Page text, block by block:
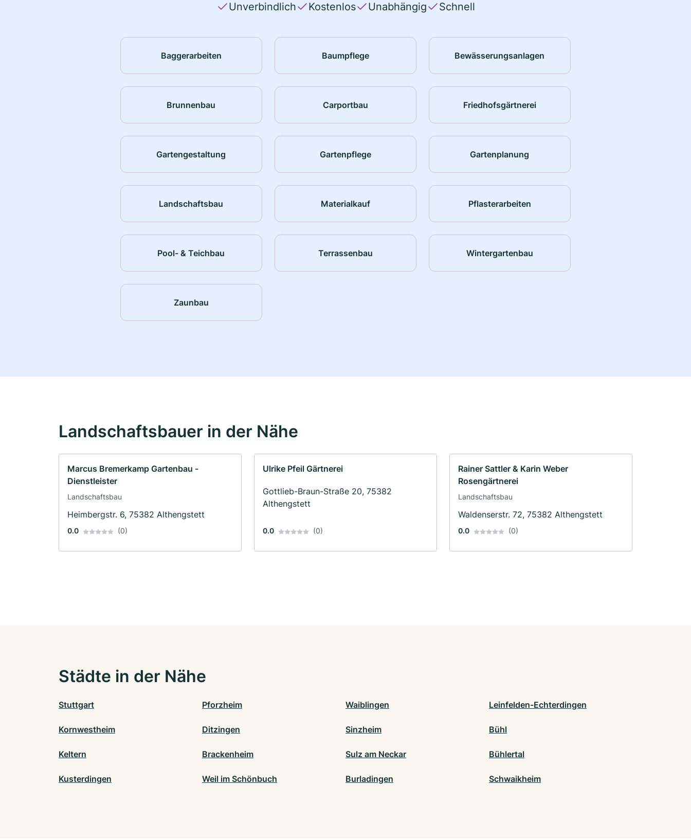
Unverbindlich Kostenlos Unabhängig Schnell
Baggerarbeiten Baumpflege Bewässerungsanlagen
Brunnenbau Carportbau Friedhofsgärtnerei
Gartengestaltung Gartenpflege Gartenplanung
Landschaftsbau Materialkauf Pflasterarbeiten
Pool- & Teichbau Terrassenbau Wintergartenbau
Zaunbau
Landschaftsbauer in der Nähe
Marcus Bremerkamp Gartenbau -
Dienstleister
Landschaftsbau
Heimbergstr. 6, 75382 Althengstett
0.0 (0)
Ulrike Pfeil Gärtnerei
Gottlieb-Braun-Straße 20, 75382
Althengstett
0.0 (0)
Rainer Sattler & Karin Weber
Rosengärtnerei
Landschaftsbau
Waldenserstr. 72, 75382 Althengstett
0.0 (0)
Städte in der Nähe
Stuttgart Pforzheim Waiblingen Leinfelden-Echterdingen
Kornwestheim Ditzingen Sinzheim Bühl
Keltern Brackenheim Sulz am Neckar Bühlertal
Kusterdingen Weil im Schönbuch Burladingen Schwaikheim